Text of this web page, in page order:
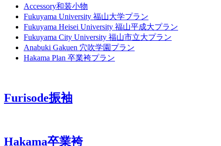
Accessory和装小物
Fukuyama University 福山大学プラン
Fukuyama Heisei University 福山平成大プラン
Fukuyama City University 福山市立大プラン
Anabuki Gakuen 穴吹学園プラン
Hakama Plan 卒業袴プラン
Furisode振袖
Hakama卒業袴